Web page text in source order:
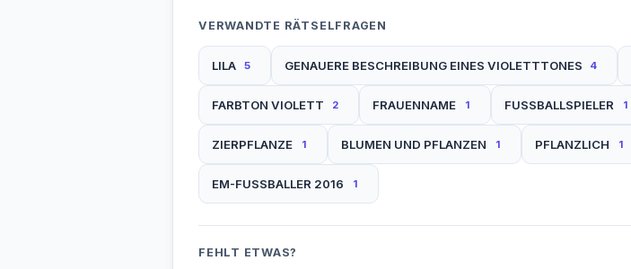
VERWANDTE RÄTSELFRAGEN
LILA 5 GENAUERE BESCHREIBUNG EINES VIOLETTTONES 4
FARBTON VIOLETT 2 FRAUENNAME 1 FUSSBALLSPIELER 1
ZIERPFLANZE 1 BLUMEN UND PFLANZEN 1 PFLANZLICH 1
EM-FUSSBALLER 2016 1
FEHLT ETWAS?